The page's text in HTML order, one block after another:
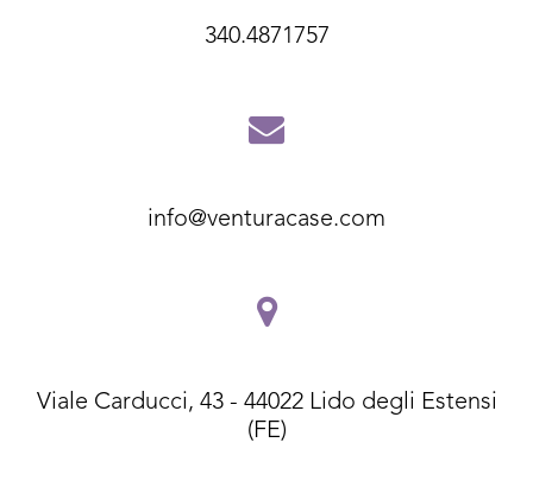
340.4871757
info@venturacase.com
Viale Carducci, 43 - 44022 Lido degli Estensi
(FE)